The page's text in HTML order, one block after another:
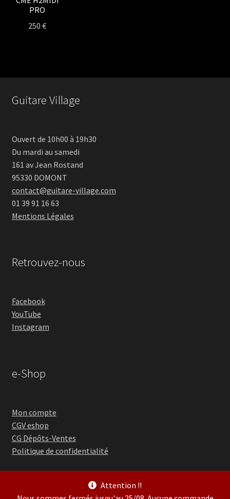
Attention !!
PRO
250€
Guitare Village
Ouvert de 10h00 à 19h30
Du mardi au samedi
161 av Jean Rostand
95330 DOMONT
contact@guitare-village.com
01 39 91 16 63
Mentions Légales
Retrouvez-nous
Facebook
YouTube
Instagram
e-Shop
Mon compte
CGV eshop
CG Dépôts-Ventes
Politique de confidentialité